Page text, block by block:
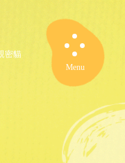
Menu Close
密貓